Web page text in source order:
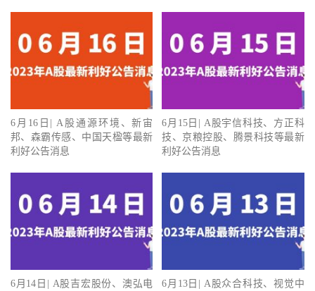
6月16日| A股通源环境、新宙
邦、森霸传感、中国天楹等最新
利好公告消息
6月15日| A股宇信科技、方正科
技、京粮控股、腾景科技等最新
利好公告消息
6月14日| A股吉宏股份、澳弘电
6月13日| A股众合科技、视觉中